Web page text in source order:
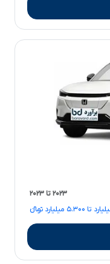
۲۰۲۳ تا ۲۰۲۳